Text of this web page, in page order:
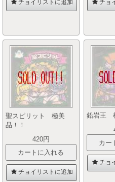
チョイリストに追加 チョ
聖スピリット 極美
品！！
420円
チョイリストに追加
鉛岩王
チョ